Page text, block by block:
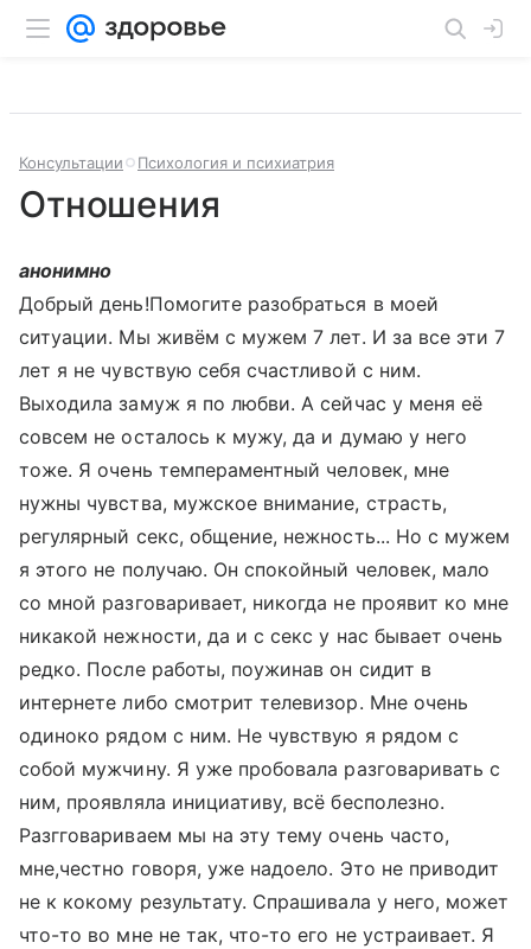
Консультации Психология и психиатрия
Отношения
анонимно
Добрый день!Помогите разобраться в моей
ситуации. Мы живём с мужем 7 лет. И за все эти 7
лет я не чувствую себя счастливой с ним.
Выходила замуж я по любви. А сейчас у меня её
совсем не осталось к мужу, да и думаю у него
тоже. Я очень темпераментный человек, мне
нужны чувства, мужское внимание, страсть,
регулярный секс, общение, нежность... Но с мужем
я этого не получаю. Он спокойный человек, мало
со мной разговаривает, никогда не проявит ко мне
никакой нежности, да и с секс у нас бывает очень
редко. После работы, поужинав он сидит в
интернете либо смотрит телевизор. Мне очень
одиноко рядом с ним. Не чувствую я рядом с
собой мужчину. Я уже пробовала разговаривать с
ним, проявляла инициативу, всё бесполезно.
Разгговариваем мы на эту тему очень часто,
мне,честно говоря, уже надоело. Это не приводит
не к кокому результату. Спрашивала у него, может
что-то во мне не так, что-то его не устраивает. Я